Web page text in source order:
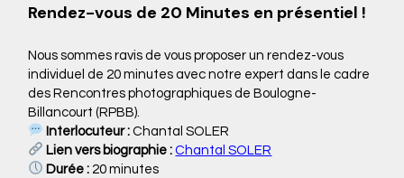
Rendez-vous de 20 Minutes en présentiel !
Nous sommes ravis de vous proposer un rendez-vous
individuel de 20 minutes avec notre expert dans le cadre
des Rencontres photographiques de Boulogne-
Billancourt (RPBB).
Interlocuteur :Chantal SOLER
Lien vers biographie : Chantal SOLER
Durée : 20 minutes